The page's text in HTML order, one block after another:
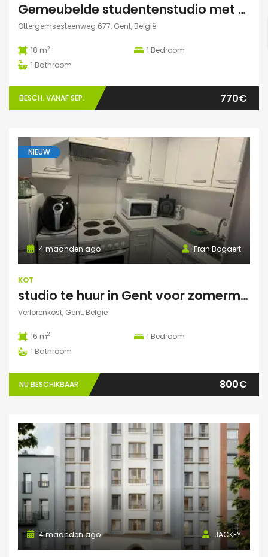
Gemeubelde studentenstudio met privéparking op toplocatie nabij UZ Gent en UGent
Ottergemsesteenweg 677, Gent, België
18 m2 1 Bedroom
1 Bathroom
BESCH. VANAF SEP. 770€
NIEUW
Fran Bogaert
4 maanden ago
KOT
studio te huur in Gent voor zomermaanden
Verlorenkost, Gent, België
16 m2 1 Bedroom
1 Bathroom
NU BESCHIKBAAR 800€
JACKEY
4 maanden ago